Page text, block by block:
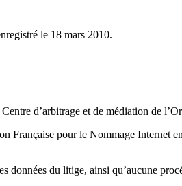
le 18 mars 2010.
Centre d’arbitrage et de médiation de
Française pour le Nommage
données du litige, ainsi qu’aucune